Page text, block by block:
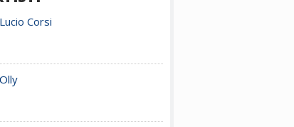
Lucio Corsi
Olly